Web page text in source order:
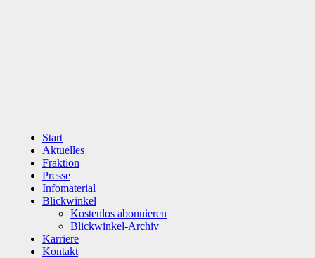
Start
Aktuelles
Fraktion
Presse
Infomaterial
Blickwinkel
Kostenlos abonnieren
Blickwinkel-Archiv
Karriere
Kontakt